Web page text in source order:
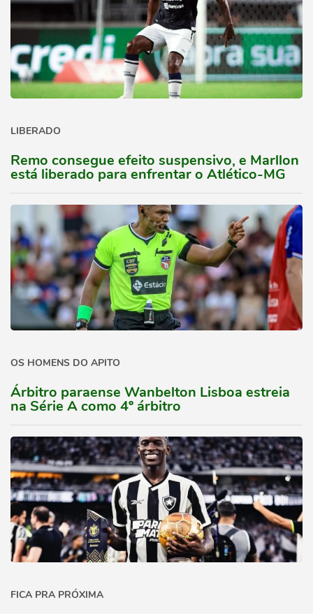
LIBERADO
Remo consegue efeito suspensivo, e Marllon
está liberado para enfrentar o Atlético-MG
OS HOMENS DO APITO
Árbitro paraense Wanbelton Lisboa estreia
na Série A como 4º árbitro
FICA PRA PRÓXIMA